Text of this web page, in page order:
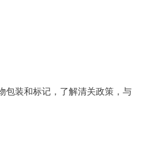
包装和标记，了解清关政策，与